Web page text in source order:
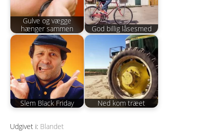
Gulve og vægge
hænger sammen
God billig låsesmed
Slem Black Friday Ned kom træet
Udgivet i: Blandet